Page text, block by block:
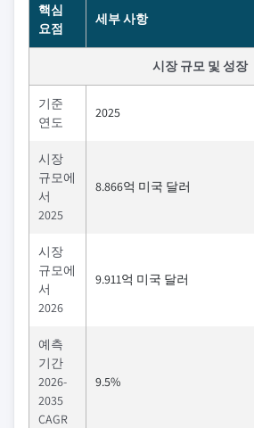
핵심
요점
세부 사항
시장 규모 및 성장
기준
연도
2025
시장
규모에
서
2025
8.866억 미국 달러
시장
규모에
서
2026
9.911억 미국 달러
예측
기간
2026-
2035
CAGR
9.5%